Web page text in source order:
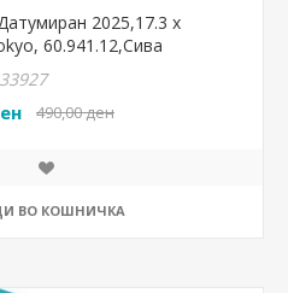
2025,17.3 x
60.941.12,Сива
490,00 ден
ВО КОШНИЧКА